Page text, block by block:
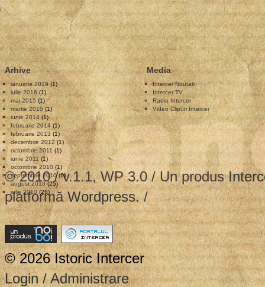
Arhive
ianuarie 2019 (1)
iulie 2016(1)
mai 2015(1)
martie 2015(1)
iunie 2014 (1)
februarie 2014(1)
februarie 2013(1)
decembrie 2012 (1)
octombrie 2011 (1)
iunie 2011 (1)
octombrie 2010 (1)
septembrie 2010(6)
august 2010(25)
iulie 2010(26)
Media
Intercer Noutati
Intercer TV
Radio Intercer
Video Clipuri Intercer
© 2010 / v.1.1, WP 3.0 / Un produs
platformăWordpress. /
© 2026 Istoric Intercer
Login / Administrare